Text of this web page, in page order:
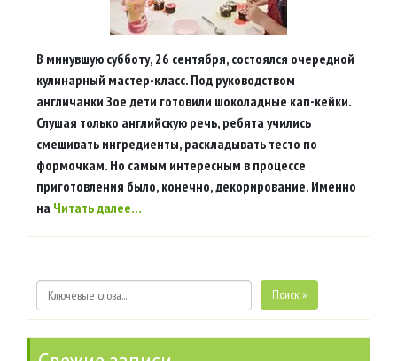
В минувшую субботу, 26 сентября, состоялся очередной
кулинарный мастер-класс. Под руководством
англичанки Зое дети готовили шоколадные кап-кейки.
Слушая только английскую речь, ребята учились
смешивать ингредиенты, раскладывать тесто по
формочкам. Но самым интересным в процессе
приготовления было, конечно, декорирование. Именно
на Читать далее…
Поиск »